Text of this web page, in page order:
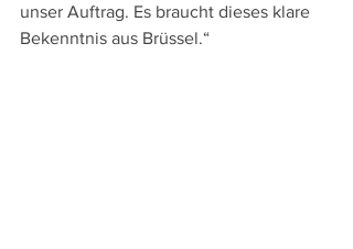
unser Auftrag. Es braucht dieses klare
Bekenntnis aus Brüssel.“